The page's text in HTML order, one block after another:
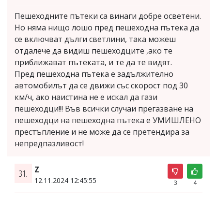
Пешеходните пътеки са винаги добре осветени.
Но няма нищо лошо пред пешеходна пътека да
се включват дълги светлини, така можеш
отдалече да видиш пешеходците ,ако те
приближават пътеката, и те да те видят.
Пред пешеходна пътека е задължително
автомобилът да се движи със скорост под 30
км/ч, ако наистина не е искал да гази
пешеходци!!! Във всички случаи прегазване на
пешеходци на пешеходна пътека е УМИШЛЕНО
престъпление и не може да се претендира за
непредпазливост!
31. Z
12.11.2024 12:45:55 3 4